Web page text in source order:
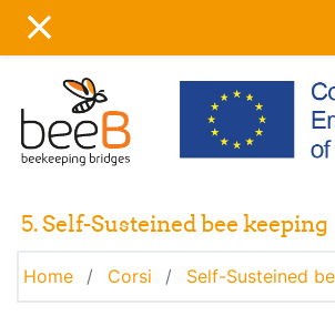
PANNELLO LATERALE
5. Self-Susteined bee keeping
Home Corsi Self-Susteined